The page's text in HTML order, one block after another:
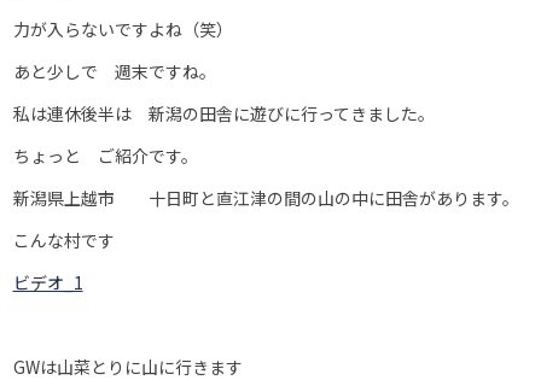
力が入らないですよね（笑）
あと少しで 週末ですね。
私は連休後半は 新潟の田舎に遊びに行ってきました。
ちょっと ご紹介です。
新潟県上越市 十日町と直江津の間の山の中に田舎があります。
こんな村です
ビデオ_1
GWは山菜とりに山に行きます